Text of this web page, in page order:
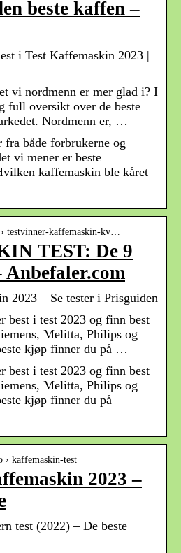
beste kaffen –
i Test Kaffemaskin 2023 |
vi nordmenn er mer glad i? I
full oversikt over de beste
Nordmenn er, …
fra både forbrukerne og
vi mener er beste
kaffemaskin ble kåret
testvinner-kaffemaskin-kv…
TEST: De 9
Anbefaler.com
2023 – Se tester i Prisguiden
best i test 2023 og finn best
Melitta, Philips og
kjøp finner du på …
best i test 2023 og finn best
Melitta, Philips og
kjøp finner du på
› kaffemaskin-test
2023 –
test (2022) – De beste